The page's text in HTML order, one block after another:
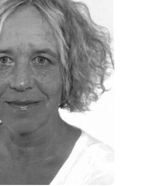
REISEFÜHRER
REISEMAGAZINE
THEMEN
ANGEBOTE